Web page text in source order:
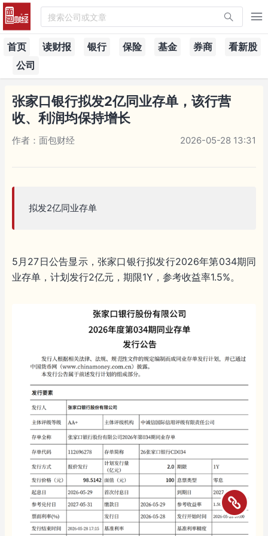
搜索公司或文章
首页 读财报 银行 保险 基金 券商
看新股
公司
张家口银行拟发2亿同业存单，该行营
收、利润均保持增长
作者：面包财经 2026-05-28 13:31
拟发2亿同业存单
5月27日公告显示，张家口银行拟发行2026年第034期同
业存单，计划发行2亿元，期限1Y，参考收益率1.5%。